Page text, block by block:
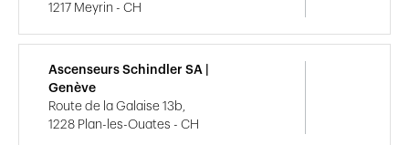
1217 Meyrin - CH
Ascenseurs Schindler SA |
Genève
Route de la Galaise 13b,
1228 Plan-les-Ouates - CH